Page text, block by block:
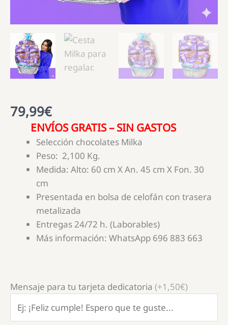
79,99€
ENVÍOS GRATIS – SIN GASTOS
Selección chocolates Milka
Peso: 2,100 Kg.
Medida: Alto: 60 cm X An. 45 cm X Fon. 30
cm
Presentada en bolsa de celofán con trasera
metalizada
Entregas 24/72 h. (Laborables)
Más información: WhatsApp 696 883 663
Mensaje para tu tarjeta dedicatoria (+1,50€)